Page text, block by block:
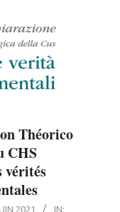
Théorico
CHS
vérités
2021
IN: